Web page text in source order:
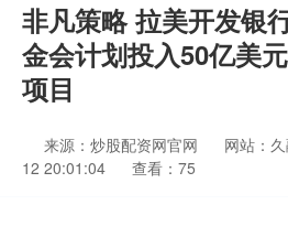
非凡策略 拉美开发银
金会计划投入50亿美
项目
来源：炒股配资网官网 网站：
12 20:01:04
查看：75